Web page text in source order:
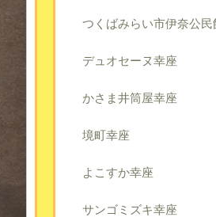
つくばみらい市伊奈公民
デュオセーヌ幸座
かさま井筒屋幸座
境町幸座
よこすか幸座
サンゴミズキ幸座